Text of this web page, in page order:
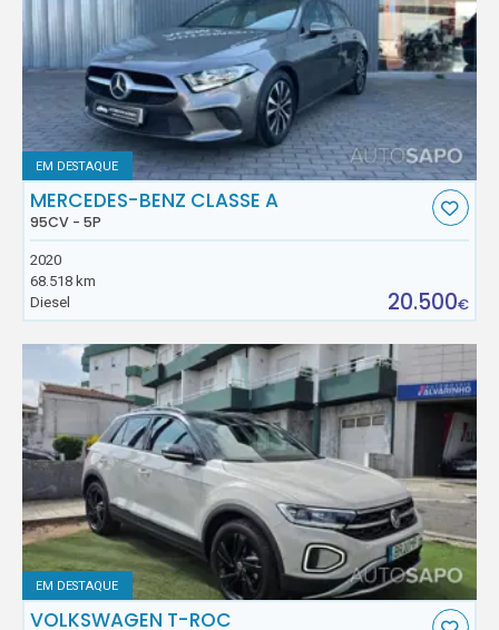
EM DESTAQUE
MERCEDES-BENZ CLASSE A
95CV - 5P
2020
68.518 km
Diesel
20.500€
EM DESTAQUE
VOLKSWAGEN T-ROC